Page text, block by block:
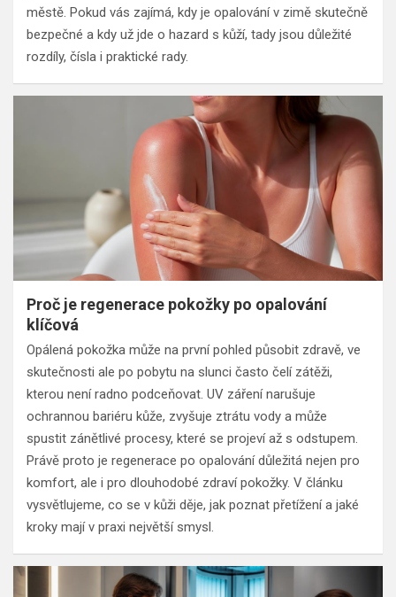
městě. Pokud vás zajímá, kdy je opalování v zimě skutečně
bezpečné a kdy už jde o hazard s kůží, tady jsou důležité
rozdíly, čísla i praktické rady.
Proč je regenerace pokožky po opalování
klíčová
Opálená pokožka může na první pohled působit zdravě, ve
skutečnosti ale po pobytu na slunci často čelí zátěži,
kterou není radno podceňovat. UV záření narušuje
ochrannou bariéru kůže, zvyšuje ztrátu vody a může
spustit zánětlivé procesy, které se projeví až s odstupem.
Právě proto je regenerace po opalování důležitá nejen pro
komfort, ale i pro dlouhodobé zdraví pokožky. V článku
vysvětlujeme, co se v kůži děje, jak poznat přetížení a jaké
kroky mají v praxi největší smysl.